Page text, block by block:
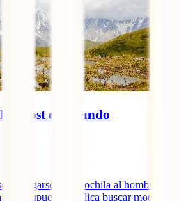
low cost del mundo
cargarse una mochila al hombro.
presupuesto implica buscar modo más